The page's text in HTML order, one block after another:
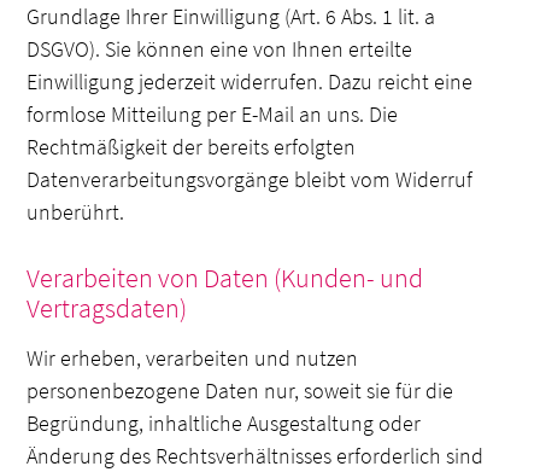
Grundlage Ihrer Einwilligung (Art. 6 Abs. 1 lit. a
DSGVO). Sie können eine von Ihnen erteilte
Einwilligung jederzeit widerrufen. Dazu reicht eine
formlose Mitteilung per E-Mail an uns. Die
Rechtmäßigkeit der bereits erfolgten
Datenverarbeitungsvorgänge bleibt vom Widerruf
unberührt.
Verarbeiten von Daten (Kunden- und
Vertragsdaten)
Wir erheben, verarbeiten und nutzen
personenbezogene Daten nur, soweit sie für die
Begründung, inhaltliche Ausgestaltung oder
Änderung des Rechtsverhältnisses erforderlich sind